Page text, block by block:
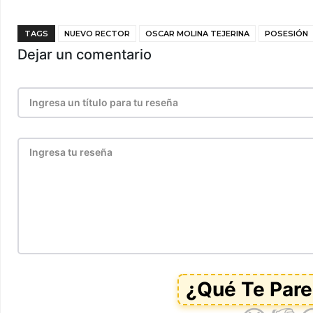
TAGS NUEVO RECTOR OSCAR MOLINA TEJERINA POSESIÓN
Dejar un comentario